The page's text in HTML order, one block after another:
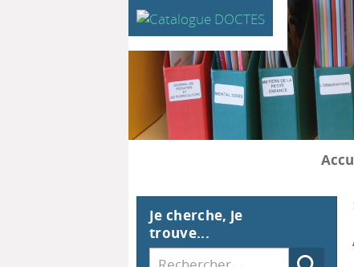
Je cherche, je
trouve...
Recherche